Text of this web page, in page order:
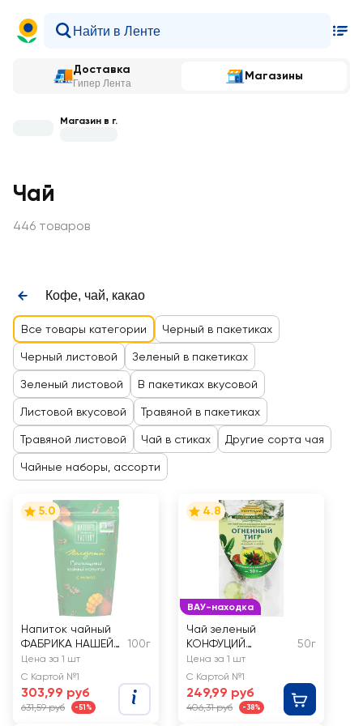
Доставка
Гипер Лента
Магазины
Магазин в г.
Чай
446 товаров
Кофе, чай, какао
Все товары категории Черный в пакетиках
Черный листовой Зеленый в пакетиках
Зеленый листовой В пакетиках вкусовой
Листовой вкусовой Травяной в пакетиках
Травяной листовой Чай в стиках Другие сорта чая
Чайные наборы, ассорти
5.0
Напиток чайный
ФАБРИКА НАШЕЙ
ПРИРОДЫ
Гречишный c
манго
100г
Цена за 1 шт
С Картой №1
303,99 руб
631,59 руб -51%
ВАУ-находка
4.8
Чай зеленый
КОНФУЦИЙ
Фигурный
огненный тигр с
лепестками лилии
50г
Цена за 1 шт
С Картой №1
249,99 руб
406,31 руб -38%